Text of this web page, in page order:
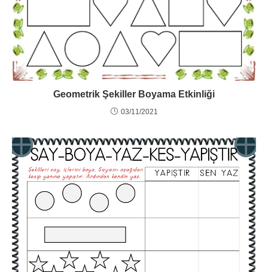
Geometrik Şekiller Boyama Etkinliği
03/11/2021